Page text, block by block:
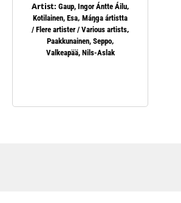
Artist: Gaup, Ingor Ántte Áilu,
Kotilainen, Esa, Máŋga ártistta
/ Flere artister / Various artists,
Paakkunainen, Seppo,
Valkeapää, Nils-Aslak